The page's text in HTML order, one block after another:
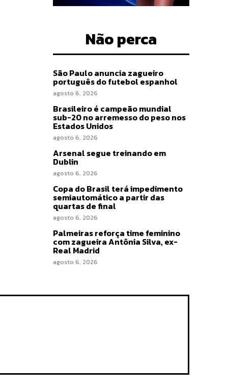
Não perca
São Paulo anuncia zagueiro
português do futebol espanhol
agosto 6, 2026
Brasileiro é campeão mundial
sub-20 no arremesso do peso nos
Estados Unidos
agosto 6, 2026
Arsenal segue treinando em
Dublin
agosto 6, 2026
Copa do Brasil terá impedimento
semiautomático a partir das
quartas de final
agosto 6, 2026
Palmeiras reforça time feminino
com zagueira Antônia Silva, ex-
Real Madrid
agosto 6, 2026